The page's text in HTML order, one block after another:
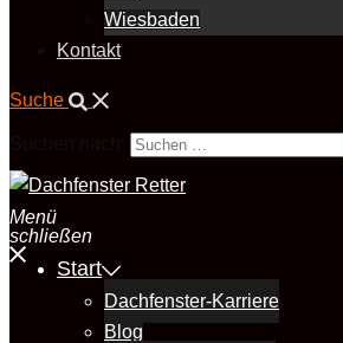
Wiesbaden
Kontakt
Suche
Menü
schließen
Start
Dachfenster-Karriere
Blog